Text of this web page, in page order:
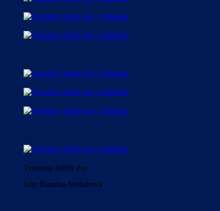
Vesmírny family day
foto: Katarína Molnárová